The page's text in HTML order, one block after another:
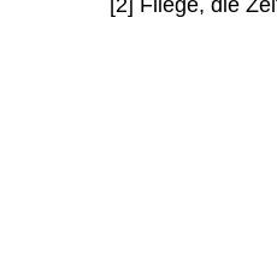
[2] Fliege, die